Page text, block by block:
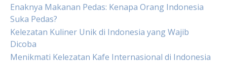
Enaknya Makanan Pedas: Kenapa Orang Indonesia
Suka Pedas?
Kelezatan Kuliner Unik di Indonesia yang Wajib
Dicoba
Menikmati Kelezatan Kafe Internasional di Indonesia